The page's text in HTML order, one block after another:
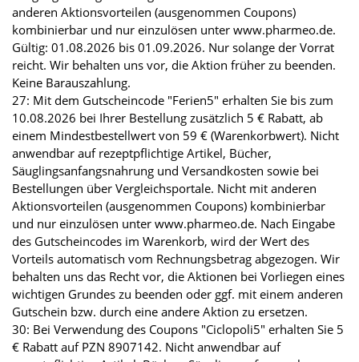
anderen Aktionsvorteilen (ausgenommen Coupons)
kombinierbar und nur einzulösen unter www.pharmeo.de.
Gültig: 01.08.2026 bis 01.09.2026. Nur solange der Vorrat
reicht. Wir behalten uns vor, die Aktion früher zu beenden.
Keine Barauszahlung.
27: Mit dem Gutscheincode "Ferien5" erhalten Sie bis zum
10.08.2026 bei Ihrer Bestellung zusätzlich 5 € Rabatt, ab
einem Mindestbestellwert von 59 € (Warenkorbwert). Nicht
anwendbar auf rezeptpflichtige Artikel, Bücher,
Säuglingsanfangsnahrung und Versandkosten sowie bei
Bestellungen über Vergleichsportale. Nicht mit anderen
Aktionsvorteilen (ausgenommen Coupons) kombinierbar
und nur einzulösen unter www.pharmeo.de. Nach Eingabe
des Gutscheincodes im Warenkorb, wird der Wert des
Vorteils automatisch vom Rechnungsbetrag abgezogen. Wir
behalten uns das Recht vor, die Aktionen bei Vorliegen eines
wichtigen Grundes zu beenden oder ggf. mit einem anderen
Gutschein bzw. durch eine andere Aktion zu ersetzen.
30: Bei Verwendung des Coupons "Ciclopoli5" erhalten Sie 5
€ Rabatt auf PZN 8907142. Nicht anwendbar auf